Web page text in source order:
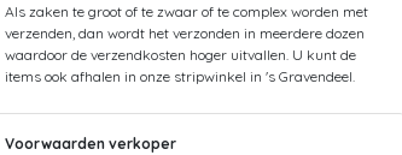
Als zaken te groot of te zwaar of te complex worden met
verzenden, dan wordt het verzonden in meerdere dozen
waardoor de verzendkosten hoger uitvallen. U kunt de
items ook afhalen in onze stripwinkel in 's Gravendeel.
Voorwaarden verkoper